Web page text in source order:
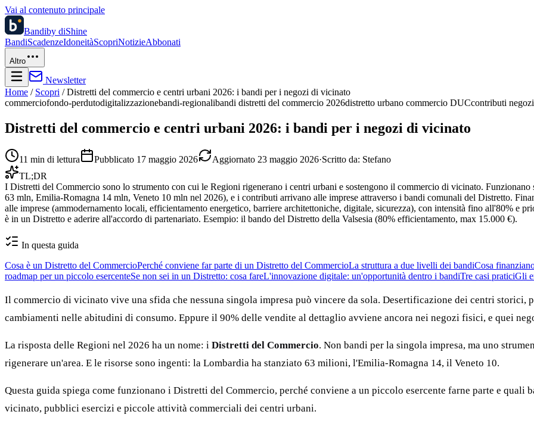
Vai al contenuto principale
Bandiby diShine
BandiScadenzeIdoneitàScopriNotizieAbbonati
Altro
Newsletter
Home / Scopri / Distretti del commercio e centri urbani 2026: i bandi per i negozi di vicinato
commerciofondo-perdutodigitalizzazionebandi-regionalibandi distretti del commercio 2026distretto urbano commercio DUCcontributi
Distretti del commercio e centri urbani 2026: i bandi per i negozi di vicinato
11 min di lettura Pubblicato 17 maggio 2026 Aggiornato 23 maggio 2026·Scritto da: Stefano
TL;DR
I Distretti del Commercio sono lo strumento con cui le Regioni rigenerano i centri urbani e sostengono il commercio di vicinato.
63 mln, Emilia-Romagna 14 mln, Veneto 10 mln nel 2026), e i contributi arrivano alle imprese attraverso i bandi comunali del Distretto.
alle imprese (ammodernamento locali, efficientamento energetico, barriere architettoniche, digitale, sicurezza), con intensità fino all'80% e
è in un Distretto e aderire all'accordo di partenariato. Esempio: il bando del Distretto della Valsesia (80% efficientamento, max 15.000 €).
In questa guida
Cosa è un Distretto del CommercioPerché conviene far parte di un Distretto del CommercioLa struttura a due livelli dei bandiCosa
roadmap per un piccolo esercenteSe non sei in un Distretto: cosa fareL'innovazione digitale: un'opportunità dentro i bandiTre casi praticiGli
Il commercio di vicinato vive una sfida che nessuna singola impresa può vincere da sola. Desertificazione dei centri storici,
cambiamenti nelle abitudini di consumo. Eppure il 90% delle vendite al dettaglio avviene ancora nei negozi fisici, e quei
La risposta delle Regioni nel 2026 ha un nome: i Distretti del Commercio. Non bandi per la singola impresa, ma uno
rigenerare un'area. E le risorse sono ingenti: la Lombardia ha stanziato 63 milioni, l'Emilia-Romagna 14, il Veneto 10.
Questa guida spiega come funzionano i Distretti del Commercio, perché conviene a un piccolo esercente farne parte e
vicinato, pubblici esercizi e piccole attività commerciali dei centri urbani.